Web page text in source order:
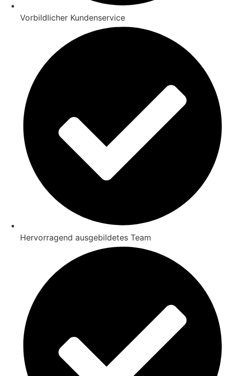
Vorbildlicher Kundenservice
Hervorragend ausgebildetes Team